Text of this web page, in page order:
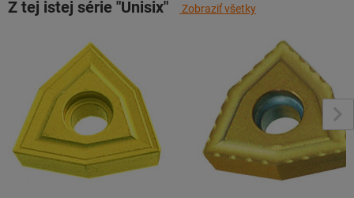
Z tej istej série "Unisix" Zobraziť všetky